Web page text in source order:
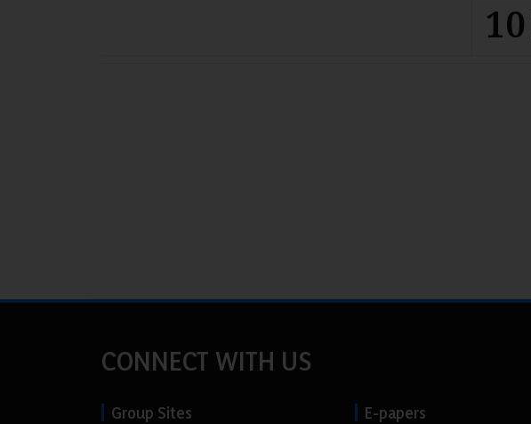
10
CONNECT WITH US
Group Sites E-papers